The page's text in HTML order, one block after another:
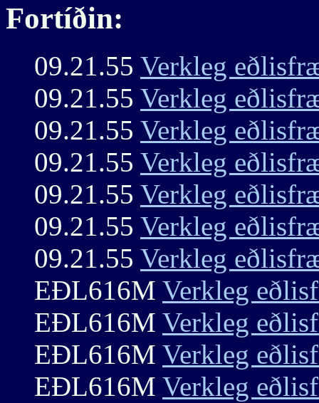
Fortíðin:
09.21.55 Verkleg
09.21.55 Verkleg
09.21.55 Verkleg
09.21.55 Verkleg
09.21.55 Verkleg
09.21.55 Verkleg
09.21.55 Verkleg
EÐL616M Verkleg
EÐL616M Verkleg
EÐL616M Verkleg
EÐL616M Verkleg